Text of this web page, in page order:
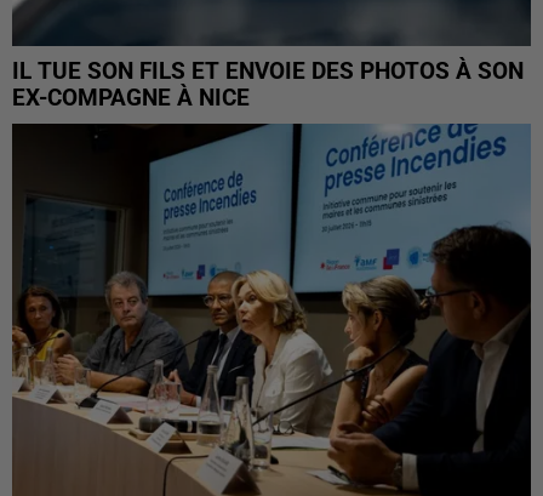
IL TUE SON FILS ET ENVOIE DES PHOTOS À SON
EX-COMPAGNE À NICE